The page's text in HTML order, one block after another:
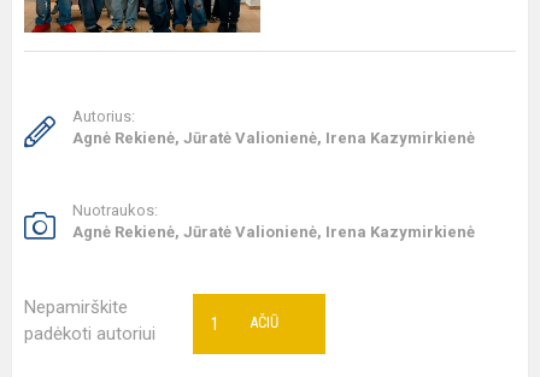
Autorius:
Agnė Rekienė, Jūratė Valionienė, Irena Kazymirkienė
Nuotraukos:
Agnė Rekienė, Jūratė Valionienė, Irena Kazymirkienė
Nepamirškite
padėkoti autoriui
AČIŪ
1